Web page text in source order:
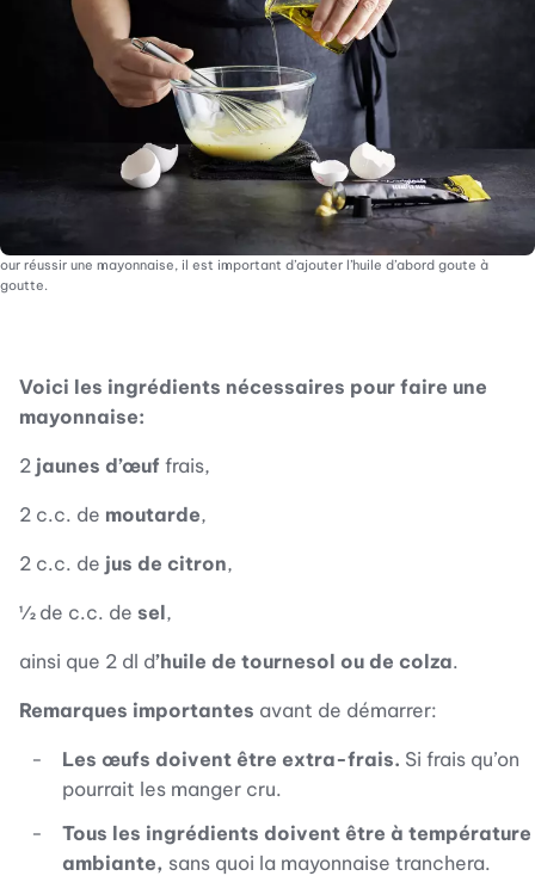
our réussir une mayonnaise, il est important d’ajouter l’huile d’abord goute à
goutte.
Voici les ingrédients nécessaires pour faire une
mayonnaise:
2 jaunes d’œuf frais,
2 c.c. de moutarde,
2 c.c. de jus de citron,
½ de c.c. de sel,
ainsi que 2 dl d’huile de tournesol ou de colza.
Remarques importantes avant de démarrer:
Les œufs doivent être extra-frais. Si frais qu’on
pourrait les manger cru.
Tous les ingrédients doivent être à température
ambiante, sans quoi la mayonnaise tranchera.